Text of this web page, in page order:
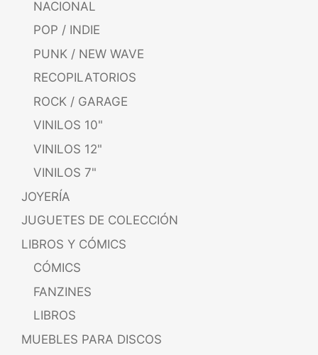
NACIONAL
POP / INDIE
PUNK / NEW WAVE
RECOPILATORIOS
ROCK / GARAGE
VINILOS 10"
VINILOS 12"
VINILOS 7"
JOYERÍA
JUGUETES DE COLECCIÓN
LIBROS Y CÓMICS
CÓMICS
FANZINES
LIBROS
MUEBLES PARA DISCOS